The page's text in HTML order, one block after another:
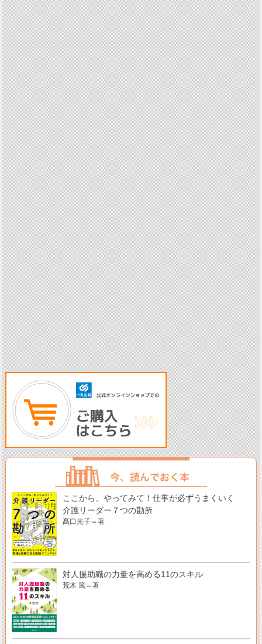
ここから、やってみて！仕事が必ずうまくいく
介護リーダー７つの勘所
髙口光子＝著
対人援助職の力量を高める11のスキル
荒木 篤＝著